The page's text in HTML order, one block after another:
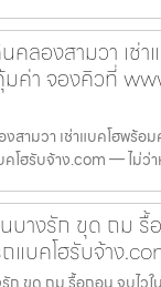
คลองสามวา เช่
ค่า จองคิวที่
สามวา เช่าแบคโฮพร้อ
โฮรับจ้าง.com — ไม่ว่า
บางรัก ขุด ถม รื้
แบคโฮรับจ้าง
ก ขุด ถม รื้อถอน จบไวใ